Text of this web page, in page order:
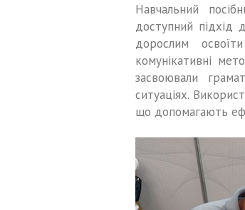
Навчальний
доступний підхід
дорослим
комунікативні
засвоювали
ситуаціях.
що допомагають